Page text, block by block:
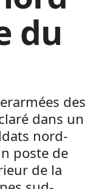
du
des
dans un
nord-
poste de
de la